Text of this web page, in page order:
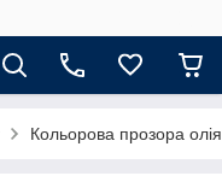
Кольорова прозора